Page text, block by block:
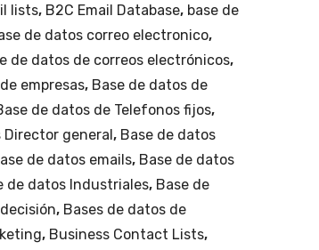
lists, B2C Email Database, base de
de datos correo electronico,
de datos de correos electrónicos,
empresas, Base de datos de
de datos de Telefonos fijos,
general , Base de datos
de datos emails, Base de datos
de datos Industriales, Base de
, Bases de datos de
, Business Contact Lists,